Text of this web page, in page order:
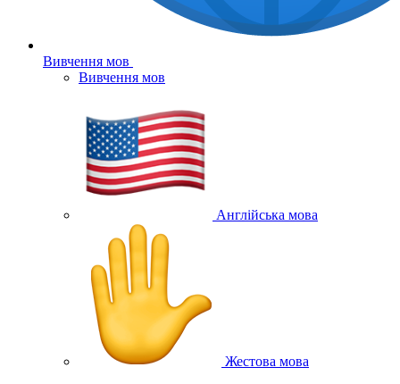
Вивчення мов
Вивчення мов
Англійська мова
Жестова мова